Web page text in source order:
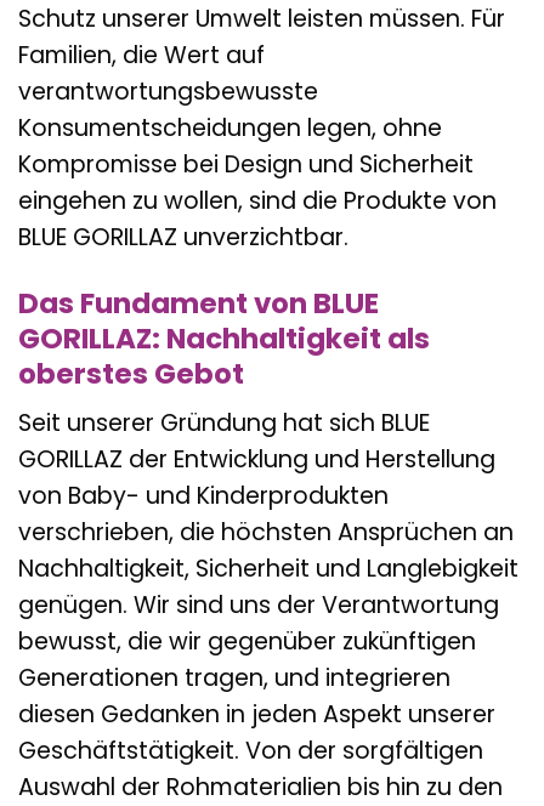
Schutz unserer Umwelt leisten müssen. Für
Familien, die Wert auf
verantwortungsbewusste
Konsumentscheidungen legen, ohne
Kompromisse bei Design und Sicherheit
eingehen zu wollen, sind die Produkte von
BLUE GORILLAZ unverzichtbar.
Das Fundament von BLUE
GORILLAZ: Nachhaltigkeit als
oberstes Gebot
Seit unserer Gründung hat sich BLUE
GORILLAZ der Entwicklung und Herstellung
von Baby- und Kinderprodukten
verschrieben, die höchsten Ansprüchen an
Nachhaltigkeit, Sicherheit und Langlebigkeit
genügen. Wir sind uns der Verantwortung
bewusst, die wir gegenüber zukünftigen
Generationen tragen, und integrieren
diesen Gedanken in jeden Aspekt unserer
Geschäftstätigkeit. Von der sorgfältigen
Auswahl der Rohmaterialien bis hin zu den